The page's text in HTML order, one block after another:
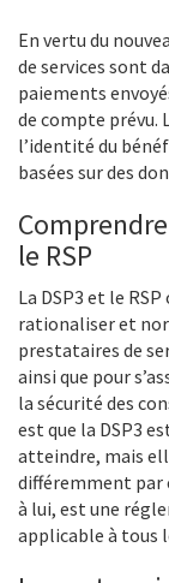
En vertu du
de services sont
paiements
de compte prévu.
l’identité du
basées sur des
le RSP
La DSP3 et le
rationaliser et
prestataires de
ainsi que pour
la sécurité des
est que la DSP3
atteindre, mais
différemment par
à lui, est une
applicable à tous